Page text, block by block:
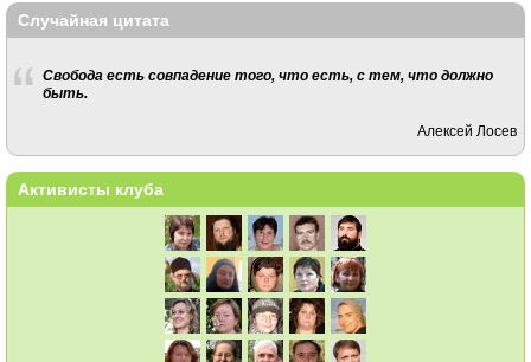
Случайная цитата
Свобода есть совпадение того, что есть, с тем, что должно
быть.
Алексей Лосев
Активисты клуба